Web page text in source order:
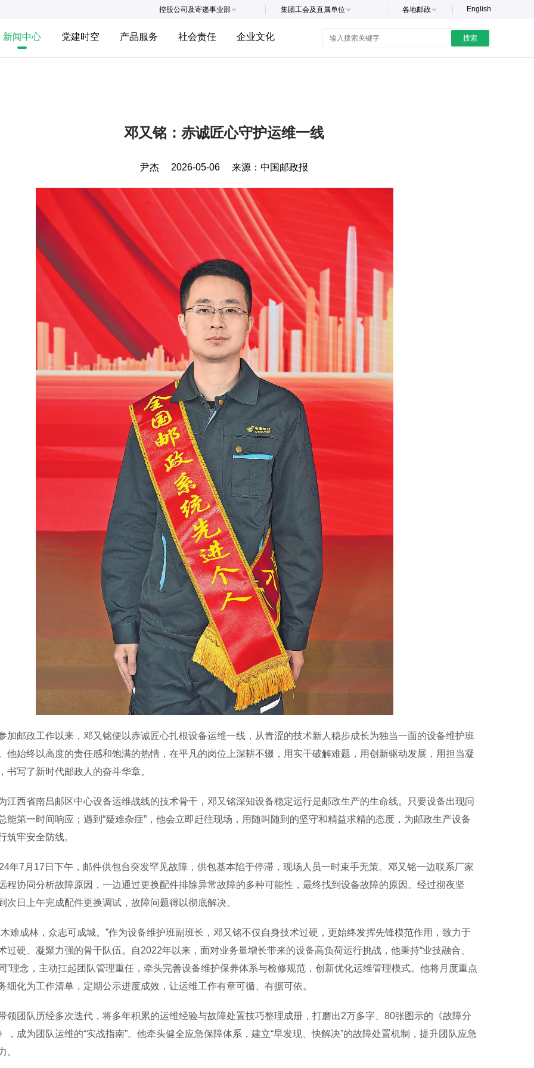
English
各地邮政
集团工会及直属单位
控股公司及寄递事业部
新闻中心 党建时空 产品服务 社会责任 企业文化 搜索
邓又铭：赤诚匠心守护运维一线
尹杰 2026-05-06 来源： 中国邮政报
邮政工作以来，邓又铭便以赤诚匠心扎根设备运维一线，从青涩的技术新人稳步成长为独当一面的设备维护班
他始终以高度的责任感和饱满的热情，在平凡的岗位上深耕不辍，用实干破解难题，用创新驱动发展，用担当凝
书写了新时代邮政人的奋斗华章。
西省南昌邮区中心设备运维战线的技术骨干，邓又铭深知设备稳定运行是邮政生产的生命线。只要设备出现问
能第一时间响应；遇到“疑难杂症”，他会立即赶往现场，用随叫随到的坚守和精益求精的态度，为邮政生产设备
筑牢安全防线。
7月17日下午，邮件供包台突发罕见故障，供包基本陷于停滞，现场人员一时束手无策。邓又铭一边联系厂家
程协同分析故障原因，一边通过更换配件排除异常故障的多种可能性，最终找到设备故障的原因。经过彻夜坚
次日上午完成配件更换调试，故障问题得以彻底解决。
成林，众志可成城。”作为设备维护班副班长，邓又铭不仅自身技术过硬，更始终发挥先锋模范作用，致力于
过硬、凝聚力强的骨干队伍。自2022年以来，面对业务量增长带来的设备高负荷运行挑战，他秉持“业技融合、
”理念，主动扛起团队管理重任，牵头完善设备维护保养体系与检修规范，创新优化运维管理模式。他将月度重点
细化为工作清单，定期公示进度成效，让运维工作有章可循、有据可依。
团队历经多次迭代，将多年积累的运维经验与故障处置技巧整理成册，打磨出2万多字、80张图示的《故障分
，成为团队运维的“实战指南”。他牵头健全应急保障体系，建立“早发现、快解决”的故障处置机制，提升团队应急
。